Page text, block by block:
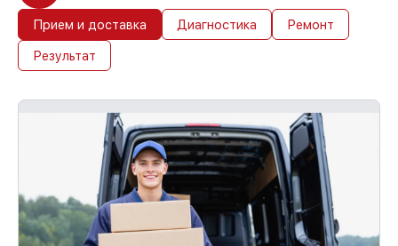
Прием и доставка Диагностика Ремонт
Результат